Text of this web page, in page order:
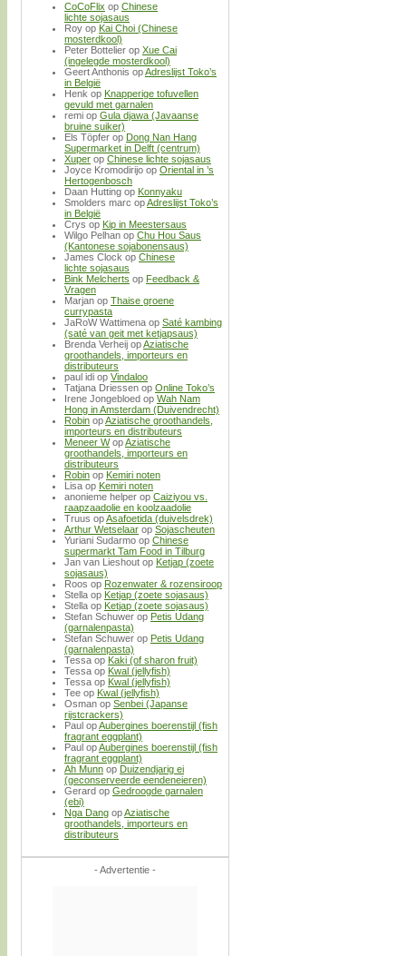
CoCoFlix op Chinese
lichte sojasaus
Roy op Kai Choi (Chinese
mosterdkool)
Peter Bottelier op Xue Cai
(ingelegde mosterdkool)
Geert Anthonis opAdreslijst Toko’s
in België
Henk op Knapperige tofuvellen
gevuld met garnalen
remi op Gula djawa (Javaanse
bruine suiker)
Els Töpfer op Dong Nan Hang
Supermarket in Delft (centrum)
Xuper op Chinese lichte sojasaus
Joyce Kromodirijo op Oriental in ’s
Hertogenbosch
Daan Hutting op Konnyaku
Smolders marc opAdreslijst Toko’s
in België
Crys op Kip in Meestersaus
Wilgo Pelhan op Chu Hou Saus
(Kantonese sojabonensaus)
James Clock op Chinese
lichte sojasaus
Bink Melcherts op Feedback &
Vragen
Marjan op Thaise groene
currypasta
JaRoW Wattimena op Saté kambing
(saté van geit met ketjapsaus)
Brenda Verheij opAziatische
groothandels, importeurs en
distributeurs
paul idi op Vindaloo
Tatjana Driessen op Online Toko’s
Irene Jongebloed op Wah Nam
Hong in Amsterdam (Duivendrecht)
Robin opAziatische groothandels,
importeurs en distributeurs
Meneer WopAziatische
groothandels, importeurs en
distributeurs
Robin op Kemiri noten
Lisa op Kemiri noten
anonieme helper op Caiziyou vs.
raapzaadolie en koolzaadolie
Truus opAsafoetida (duivelsdrek)
Arthur Wetselaar op Sojascheuten
Yuriani Sudarmo op Chinese
supermarkt Tam Food in Tilburg
Jan van Lieshout op Ketjap (zoete
sojasaus)
Roos op Rozenwater & rozensiroop
Stella op Ketjap (zoete sojasaus)
Stella op Ketjap (zoete sojasaus)
Stefan Schuwer op Petis Udang
(garnalenpasta)
Stefan Schuwer op Petis Udang
(garnalenpasta)
Tessa op Kaki (of sharon fruit)
Tessa op Kwal (jellyfish)
Tessa op Kwal (jellyfish)
Tee op Kwal (jellyfish)
Osman op Senbei (Japanse
rijstcrackers)
Paul opAubergines boerenstijl (fish
fragrant eggplant)
Paul opAubergines boerenstijl (fish
fragrant eggplant)
Ah Munn op Duizendjarig ei
(geconserveerde eendeneieren)
Gerard op Gedroogde garnalen
(ebi)
Nga Dang opAziatische
groothandels, importeurs en
distributeurs
- Advertentie -